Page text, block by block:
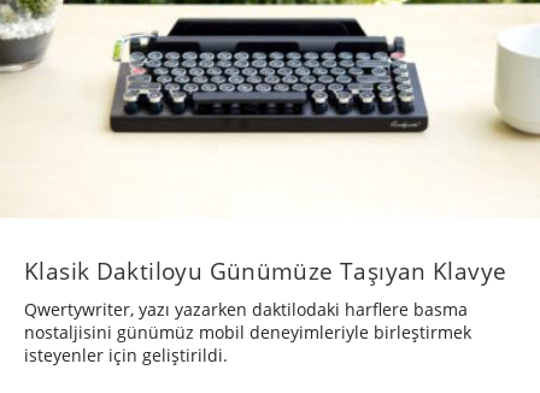
Klasik Daktiloyu Günümüze Taşıyan Klavye
Qwertywriter, yazı yazarken daktilodaki harflere basma
nostaljisini günümüz mobil deneyimleriyle birleştirmek
isteyenler için geliştirildi.